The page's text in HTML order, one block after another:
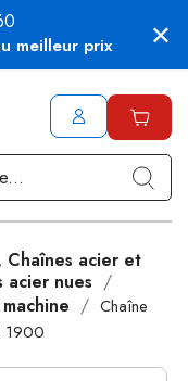
meilleur prix
Chaînes acier et
acier nues
Chaîne
1900